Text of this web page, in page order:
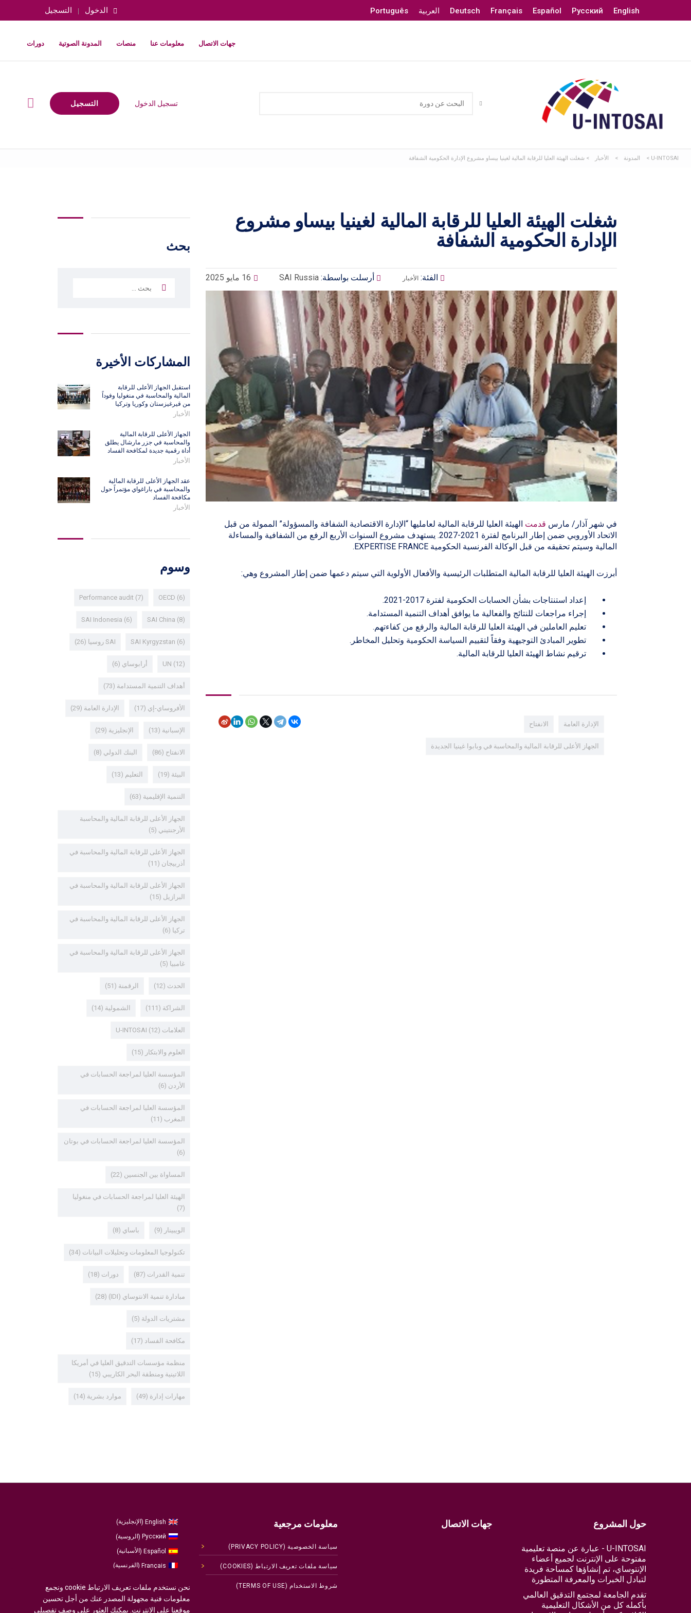
English
Русский
Español
Français
Deutsch العربية Português الدخول التسجيل
دورات المدونة الصوتية منصات معلومات عنا جهات الاتصال
تسجيل الدخول التسجيل
U-INTOSAI
> المدونة > الأخبار > شغلت الهيئة العليا للرقابة المالية لغينيا بيساو مشروع الإدارة الحكومية الشفافة
شغلت الهيئة العليا للرقابة المالية لغينيا بيساو مشروع
الإدارة الحكومية الشفافة
16 مايو 2025 أرسلت بواسطة:SAI Russia الفئة: الأخبار
في شهر آذار/ مارس قدمت الهيئة العليا للرقابة المالية لعامليها “الإدارة الاقتصادية الشفافة والمسؤولة” الممولة من قبل
الاتحاد الأوروبي ضمن إطار البرنامج لفترة 2021-2027. يستهدف مشروع السنوات الأربع الرفع من الشفافية والمساءلة
المالية وسيتم تحقيقه من قبل الوكالة الفرنسية الحكومية EXPERTISE FRANCE.
أبرزت الهيئة العليا للرقابة المالية المتطلبات الرئيسية والأفعال الأولوية التي سيتم دعمها ضمن إطار المشروع وهي:
إعداد استنتاجات بشأن الحسابات الحكومية لفترة 2017-2021.
إجراء مراجعات للنتائج والفعالية ما يوافق أهداف التنمية المستدامة.
تعليم العاملين في الهيئة العليا للرقابة المالية والرفع من كفاءتهم.
تطوير المبادئ التوجيهية وفقاً لتقييم السياسة الحكومية وتحليل المخاطر.
ترقيم نشاط الهيئة العليا للرقابة المالية.
الإدارة العامة الانفتاح
الجهاز الأعلى للرقابة المالية والمحاسبة في وبابوا غينيا الجديدة
بحث
البحث
المشاركات الأخيرة
استقبل الجهاز الأعلى للرقابة
المالية والمحاسبة في منغوليا وفوداً
من قيرغيزستان وكوريا وتركيا
الأخبار
الجهاز الأعلى للرقابة المالية
والمحاسبة في جزر مارشال يطلق
أداة رقمية جديدة لمكافحة الفساد
الأخبار
عقد الجهاز الأعلى للرقابة المالية
والمحاسبة في باراغواي مؤتمراً حول
مكافحة الفساد
الأخبار
وسوم
OECD (6)
Performance audit (7)
SAI China (8)
SAI Indonesia (6)
SAI Kyrgyzstan (6) SAI روسيا (26)
UN (12) أرابوساي (6)
أهداف التنمية المستدامة (73)
الأفروساي-إي (17) الإدارة العامة (29)
الإسبانية (13) الإنجليزية (29)
الانفتاح (86) البنك الدولي (8)
البيئة (19) التعليم (13)
التنمية الإقليمية (63)
الجهاز الأعلى للرقابة المالية والمحاسبة
الأرجنتيني (5)
الجهاز الأعلى للرقابة المالية والمحاسبة في
أذربيجان (11)
الجهاز الأعلى للرقابة المالية والمحاسبة في
البرازيل (15)
الجهاز الأعلى للرقابة المالية والمحاسبة في
تركيا (6)
الجهاز الأعلى للرقابة المالية والمحاسبة في
غامبيا (5)
الحدث (12) الرقمنة (51)
الشراكة (111) الشمولية (14)
العلامات U-INTOSAI (12)
العلوم والابتكار (15)
المؤسسة العليا لمراجعة الحسابات في
الأردن (6)
المؤسسة العليا لمراجعة الحسابات في
المغرب (11)
المؤسسة العليا لمراجعة الحسابات في بوتان
(6)
المساواة بين الجنسين (22)
الهيئة العليا لمراجعة الحسابات في منغوليا
(7)
الويبينار (9) باساي (8)
تكنولوجيا المعلومات وتحليلات البيانات (34)
تنمية القدرات (87) دورات (18)
مبادارة تنمية الانتوساي (IDI) (28)
مشتريات الدولة (5)
مكافحة الفساد (17)
منظمة مؤسسات التدقيق العليا في أمريكا
اللاتينية ومنطقة البحر الكاريبي (15)
مهارات إدارة (49) موارد بشرية (14)
حول المشروع
U-INTOSAI - عبارة عن منصة تعليمية
مفتوحة على الإنترنت لجميع أعضاء
الإنتوساي، تم إنشاؤها كمساحة فريدة
لتبادل الخبرات والمعرفة المتطورة
تقدم الجامعة لمجتمع التدقيق العالمي
بأكمله كل من الأشكال التعليمية
جهات الاتصال معلومات مرجعية
سياسة الخصوصية (PRIVACY POLICY)
سياسة ملفات تعريف الارتباط (COOKIES)
شروط الاستخدام (TERMS OF USE)
English
(الإنجليزية)
Русский
(الروسية)
Español
(الأسبانية)
Français
(الفرنسية)
Português
(البرتغالية ، البرتغال)
نحن نستخدم ملفات تعريف الارتباط cookie ونجمع
معلومات فنية مجهولة المصدر عنك من أجل تحسين
موقعنا على الإنترنت. يمكنك العثور على وصف تفصيلي